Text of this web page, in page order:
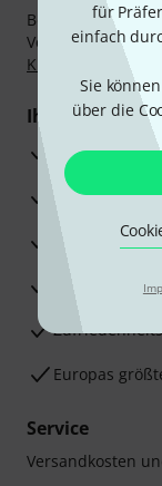
für
einfach
Sie
über die
Bezahlen Sie
Vorkasse,
Klarna
Ihre Vorteile
3 Jahre
30 Tage
Beratung
Europas
Service
Versandkosten